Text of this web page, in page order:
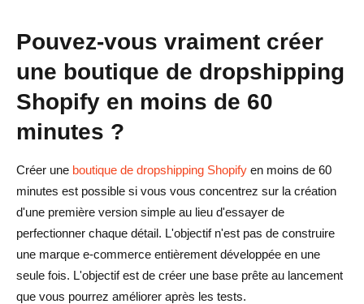
Comment AliDrop aide-t-il à créer une boutique de
dropshipping Shopify plus rapidement ?
Que dois-je configurer en premier lors de la création
d'une boutique Shopify ?
Pouvez-vous vraiment créer
une boutique de dropshipping
Shopify en moins de 60
minutes ?
Créer une boutique de dropshipping Shopify en moins de 60
minutes est possible si vous vous concentrez sur la création
d'une première version simple au lieu d'essayer de
perfectionner chaque détail. L'objectif n'est pas de construire
une marque e-commerce entièrement développée en une
seule fois. L'objectif est de créer une base prête au lancement
que vous pourrez améliorer après les tests.